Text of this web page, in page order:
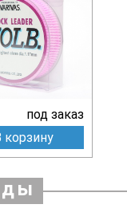
под заказ
корзину